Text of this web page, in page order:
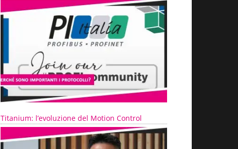
Titanium: l’evoluzione del Motion Control